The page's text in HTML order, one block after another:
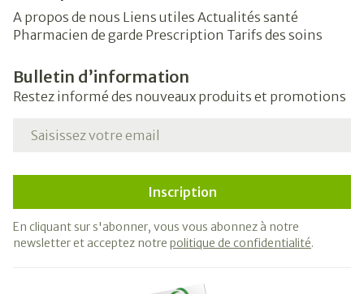
A propos de nous Liens utiles Actualités santé
Pharmacien de garde Prescription Tarifs des soins
Bulletin d’information
Restez informé des nouveaux produits et promotions
Adresse mail
Inscription
En cliquant sur s'abonner, vous vous abonnez à notre
newsletter et acceptez notre politique de confidentialité.